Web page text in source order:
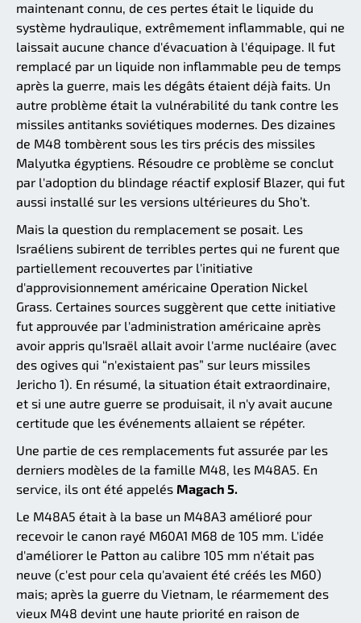
maintenant connu, de ces pertes était le liquide du
système hydraulique, extrêmement inflammable, qui ne
laissait aucune chance d'évacuation à l'équipage. Il fut
remplacé par un liquide non inflammable peu de temps
après la guerre, mais les dégâts étaient déjà faits. Un
autre problème était la vulnérabilité du tank contre les
missiles antitanks soviétiques modernes. Des dizaines
de M48 tombèrent sous les tirs précis des missiles
Malyutka égyptiens. Résoudre ce problème se conclut
par l'adoption du blindage réactif explosif Blazer, qui fut
aussi installé sur les versions ultérieures du Sho’t.
Mais la question du remplacement se posait. Les
Israéliens subirent de terribles pertes qui ne furent que
partiellement recouvertes par l'initiative
d'approvisionnement américaine Operation Nickel
Grass. Certaines sources suggèrent que cette initiative
fut approuvée par l'administration américaine après
avoir appris qu'Israël allait avoir l'arme nucléaire (avec
des ogives qui “n'existaient pas” sur leurs missiles
Jericho 1). En résumé, la situation était extraordinaire,
et si une autre guerre se produisait, il n'y avait aucune
certitude que les événements allaient se répéter.
Une partie de ces remplacements fut assurée par les
derniers modèles de la famille M48, les M48A5. En
service, ils ont été appelés Magach 5.
Le M48A5 était à la base un M48A3 amélioré pour
recevoir le canon rayé M60A1 M68 de 105 mm. L'idée
d'améliorer le Patton au calibre 105 mm n'était pas
neuve (c'est pour cela qu'avaient été créés les M60)
mais; après la guerre du Vietnam, le réarmement des
vieux M48 devint une haute priorité en raison de